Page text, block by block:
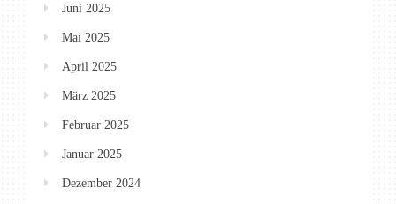
Juni 2025
Mai 2025
April 2025
März 2025
Februar 2025
Januar 2025
Dezember 2024